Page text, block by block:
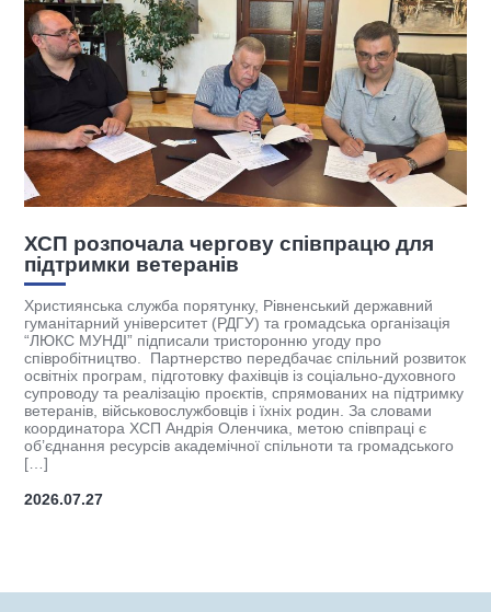
ХСП розпочала чергову співпрацю для
підтримки ветеранів
Християнська служба порятунку, Рівненський державний
гуманітарний університет (РДГУ) та громадська організація
“ЛЮКС МУНДІ” підписали тристоронню угоду про
співробітництво. Партнерство передбачає спільний розвиток
освітніх програм, підготовку фахівців із соціально-духовного
супроводу та реалізацію проєктів, спрямованих на підтримку
ветеранів, військовослужбовців і їхніх родин. За словами
координатора ХСП Андрія Оленчика, метою співпраці є
об’єднання ресурсів академічної спільноти та громадського
[…]
2026.07.27